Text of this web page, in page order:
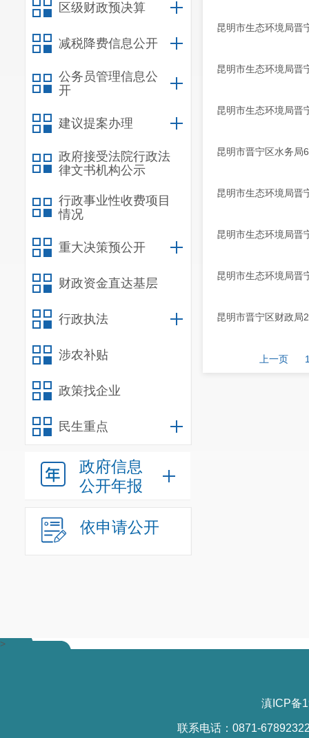
区级财政预决算
减税降费信息公开
公务员管理信息公
开
建议提案办理
政府接受法院行政法
律文书机构公示
行政事业性收费项目
情况
重大决策预公开
财政资金直达基层
行政执法
涉农补贴
政策找企业
民生重点
政府信息
公开年报
依申请公开
昆明市生态环境局晋
昆明市生态环境局晋
昆明市生态环境局晋
昆明市晋宁区水务局
昆明市生态环境局晋
昆明市生态环境局晋
昆明市生态环境局晋
昆明市晋宁区财政局
上一页
>
滇ICP备
联系电话：0871-